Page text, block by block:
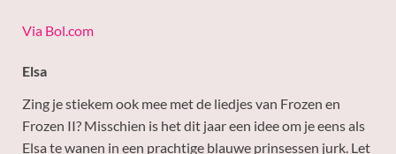
Via Bol.com
Elsa
Zing je stiekem ook mee met de liedjes van Frozen en
Frozen II? Misschien is het dit jaar een idee om je eens als
Elsa te wanen in een prachtige blauwe prinsessen jurk. Let